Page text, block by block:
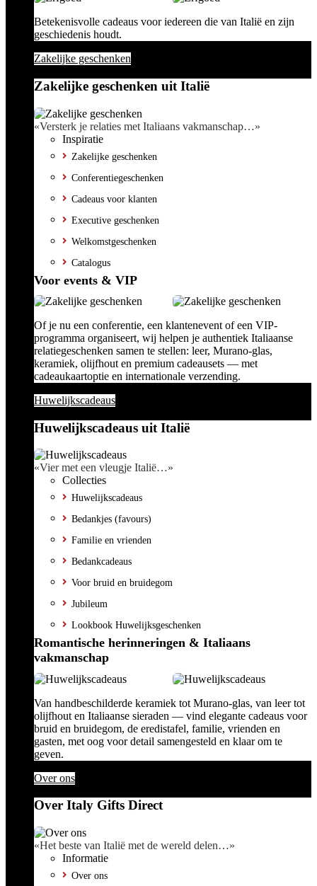
Betekenisvolle cadeaus voor iedereen die van Italië en zijn
geschiedenis houdt.
Zakelijke geschenken
Zakelijke geschenken uit Italië
«Versterk je relaties met Italiaans vakmanschap…»
Inspiratie
Zakelijke geschenken
Conferentiegeschenken
Cadeaus voor klanten
Executive geschenken
Welkomstgeschenken
Catalogus
Voor events & VIP
Of je nu een conferentie, een klantenevent of een VIP-
programma organiseert, wij helpen je authentiek Italiaanse
relatiegeschenken samen te stellen: leer, Murano-glas,
keramiek, olijfhout en premium cadeausets — met
cadeaukaartoptie en internationale verzending.
Huwelijkscadeaus
Huwelijkscadeaus uit Italië
«Vier met een vleugje Italië…»
Collecties
Huwelijkscadeaus
Bedankjes (favours)
Familie en vrienden
Bedankcadeaus
Voor bruid en bruidegom
Jubileum
Lookbook Huwelijksgeschenken
Romantische herinneringen & Italiaans
vakmanschap
Van handbeschilderde keramiek tot Murano-glas, van leer tot
olijfhout en Italiaanse sieraden — vind elegante cadeaus voor
bruid en bruidegom, de eredistafel, familie, vrienden en
gasten, met oog voor detail samengesteld en klaar om te
geven.
Over ons
Over Italy Gifts Direct
«Het beste van Italië met de wereld delen…»
Informatie
Over ons